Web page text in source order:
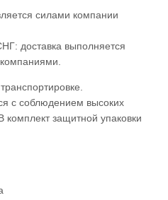
силами компании
доставка выполняется
с соблюдением высоких
комплект защитной упаковки